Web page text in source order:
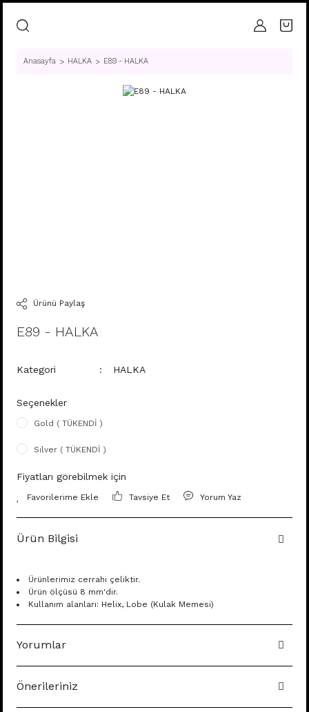
Anasayfa HALKA E89 - HALKA
Ürünü Paylaş
E89 - HALKA
Kategori HALKA
Seçenekler
Gold ( TÜKENDİ )
Silver ( TÜKENDİ )
Fiyatları görebilmek için
Tavsiye Et Yorum Yaz
Ürün Bilgisi
Ürünlerimiz cerrahi çeliktir.
Ürün ölçüsü 8 mm'dir.
Kullanım alanları: Helix, Lobe (Kulak Memesi)
Yorumlar
Önerileriniz